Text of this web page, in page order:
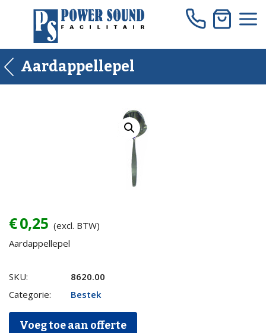
Aardappellepel
€0,25 (excl. BTW)
Aardappellepel
Aardappellepel
quantity
SKU:
8620.00
Categorie:
Bestek
Voeg toe aan offerte